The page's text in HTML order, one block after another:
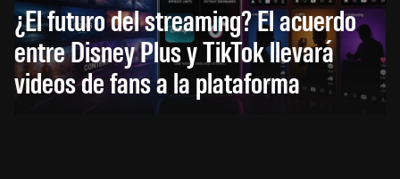
¿El futuro del streaming? El acuerdo
entre Disney Plus y TikTok llevará
videos de fans a la plataforma